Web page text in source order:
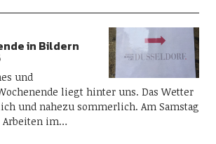
in Bildern
und
liegt hinter uns. Das Wetter
und nahezu sommerlich. Am Samstag
Arbeiten im…